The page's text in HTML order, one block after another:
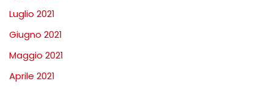
Luglio 2021
Giugno 2021
Maggio 2021
Aprile 2021